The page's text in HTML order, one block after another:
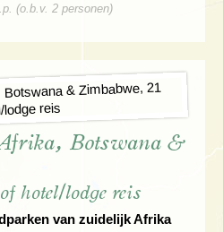
(o.b.v. 2 personen)
Botswana &
hotel/lodge reis
van zuidelijk Afrika